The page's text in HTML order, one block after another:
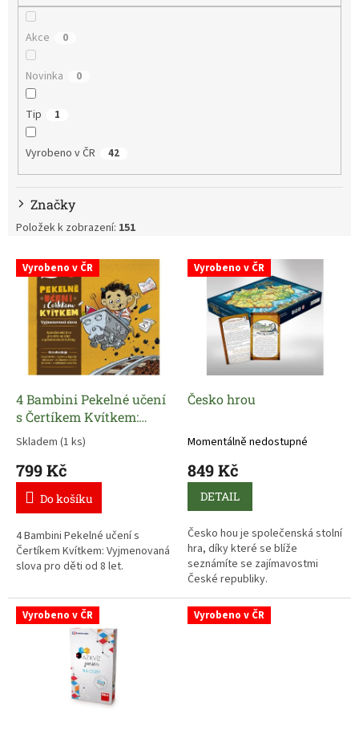
Akce 0
Novinka 0
Tip 1
Vyrobeno v ČR 42
Značky
Položek k zobrazení: 151
V
ý
d
u
k
ů
Vyrobeno v ČR
4 Bambini Pekelné učení
s Čertíkem Kvítkem:
Vyjmenovaná slova
Skladem (1 ks)
799 Kč
Do košíku
4 Bambini Pekelné učení s
Čertíkem Kvítkem: Vyjmenovaná
slova pro děti od 8 let.
Vyrobeno v ČR
Česko hrou
Momentálně nedostupné
849 Kč
DETAIL
Česko hou je společenská stolní
hra, díky které se blíže
seznámíte se zajímavostmi
České republiky.
Je to didaktická, zábavná a
moderní hra, při které hrajete
Vyrobeno v ČR Vyrobeno v ČR